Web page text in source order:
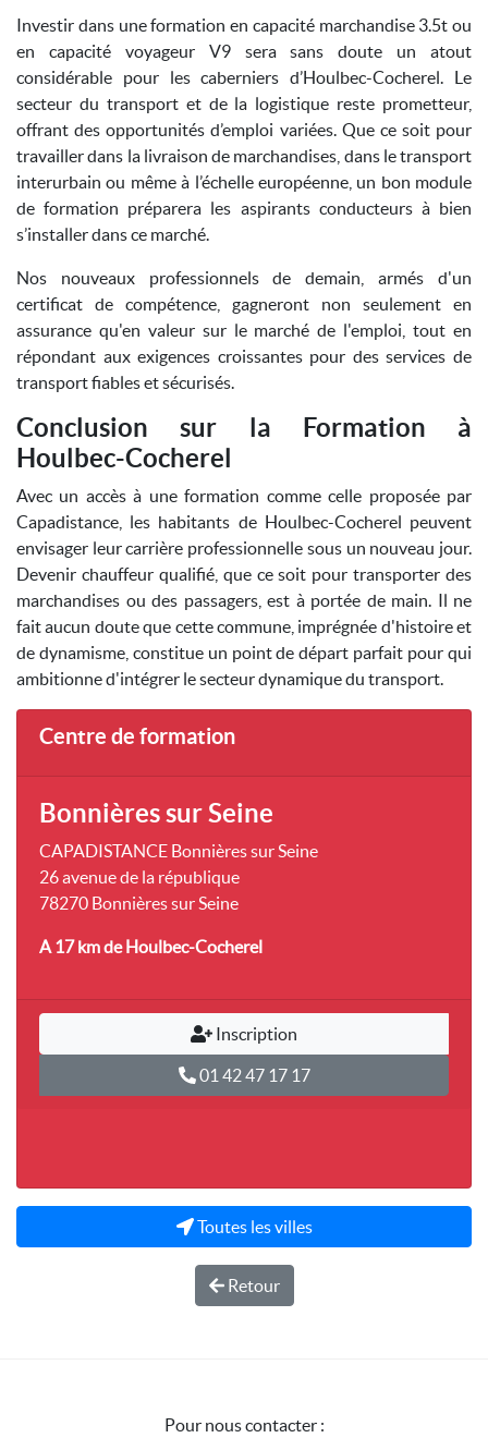
Investir dans une formation en capacité marchandise 3.5t ou
en capacité voyageur V9 sera sans doute un atout
considérable pour les caberniers d’Houlbec-Cocherel. Le
secteur du transport et de la logistique reste prometteur,
offrant des opportunités d’emploi variées. Que ce soit pour
travailler dans la livraison de marchandises, dans le transport
interurbain ou même à l’échelle européenne, un bon module
de formation préparera les aspirants conducteurs à bien
s’installer dans ce marché.
Nos nouveaux professionnels de demain, armés d'un
certificat de compétence, gagneront non seulement en
assurance qu'en valeur sur le marché de l'emploi, tout en
répondant aux exigences croissantes pour des services de
transport fiables et sécurisés.
Conclusion sur la Formation à
Houlbec-Cocherel
Avec un accès à une formation comme celle proposée par
Capadistance, les habitants de Houlbec-Cocherel peuvent
envisager leur carrière professionnelle sous un nouveau jour.
Devenir chauffeur qualifié, que ce soit pour transporter des
marchandises ou des passagers, est à portée de main. Il ne
fait aucun doute que cette commune, imprégnée d'histoire et
de dynamisme, constitue un point de départ parfait pour qui
ambitionne d'intégrer le secteur dynamique du transport.
Centre de formation
Bonnières sur Seine
CAPADISTANCE Bonnières sur Seine
26 avenue de la république
78270 Bonnières sur Seine
A 17 kmde Houlbec-Cocherel
Inscription
01 42 47 17 17
Toutes les villes
Retour
Pour nous contacter :